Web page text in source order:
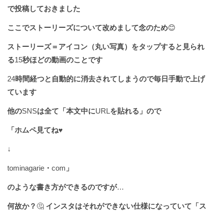
で投稿しておきました
ここでストーリーズについて改めまして念のため😊
ストーリーズ＝アイコン（丸い写真）をタップすると見られ
る15秒ほどの動画のことです
24時間経つと自動的に消去されてしまうので毎日手動で上げ
ています
他のSNSは全て「本文中にURLを貼れる」ので
「ホムペ見てね♥️
↓
tominagarie ・ com 」
のような書き方ができるのですが…
何故か？ 🤔 インスタはそれができない仕様になっていて「ス